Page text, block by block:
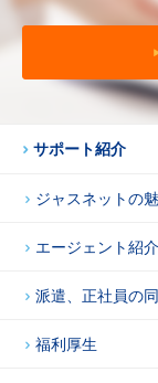
サポート紹介
ジャスネットの
エージェント紹介
派遣、正社員の
福利厚生